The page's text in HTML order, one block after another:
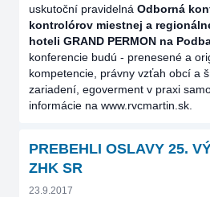
uskutoční pravidelná Odborná
kontrolórov miestnej a
hoteli GRAND PERMON na
konferencie budú - prenesené a
kompetencie, právny vzťah obcí a
zariadení, egoverment v praxi
informácie na www.rvcmartin.sk.
PREBEHLI OSLAVY 25.
ZHK SR
23.9.2017